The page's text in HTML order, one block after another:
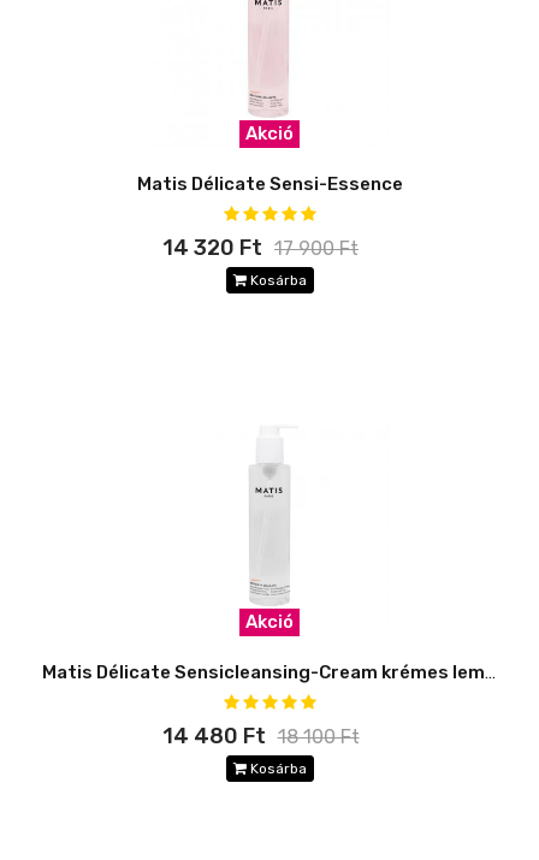
Akció
Matis Délicate Sensi-Essence
14 320 Ft 17 900 Ft
Kosárba
Akció
Matis Délicate Sensicleansing-Cream krémes lemosó
14 480 Ft 18 100 Ft
Kosárba